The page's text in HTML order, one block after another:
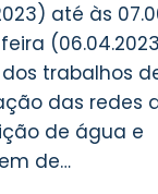
até às
trabalhos
das redes
de água e
de…